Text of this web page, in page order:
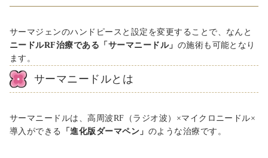
サーマジェンのハンドピースと設定を変更することで、なんと
ニードルRF治療である「サーマニードル」 の施術も可能となり
ます。
サーマニードルとは
サーマニードルは、高周波RF（ラジオ波）×マイクロニードル×
導入ができる
「進化版ダーマペン」 のような治療です。